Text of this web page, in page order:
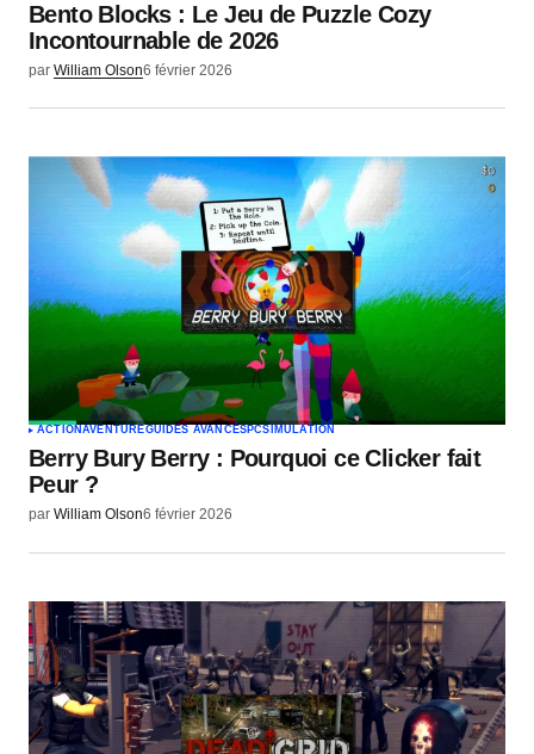
Envoyer un commentaire
Bento Blocks : Le Jeu de Puzzle Cozy
Incontournable de 2026
par William Olson6 février 2026
ACTIONAVENTUREGUIDES AVANCÉS PCSIMULATION
Berry Bury Berry : Pourquoi ce Clicker fait
Peur ?
par William Olson6 février 2026